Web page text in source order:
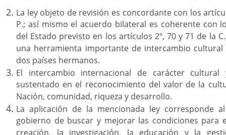
La ley objeto de revisión es concordante con los
P.; así mismo el acuerdo bilateral es coherente con
del Estado previsto en los artículos 2º, 70 y 71 de la
una herramienta importante de intercambio
dos países hermanos.
El intercambio internacional de carácter cultural
sustentado en el reconocimiento del valor de la
Nación, comunidad, riqueza y desarrollo.
La aplicación de la mencionada ley corresponde
gobierno de buscar y mejorar las condiciones para
creación, la investigación, la educación y la